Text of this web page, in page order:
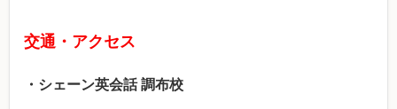
交通・アクセス
・シェーン英会話 調布校